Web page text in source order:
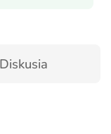
Diskusia